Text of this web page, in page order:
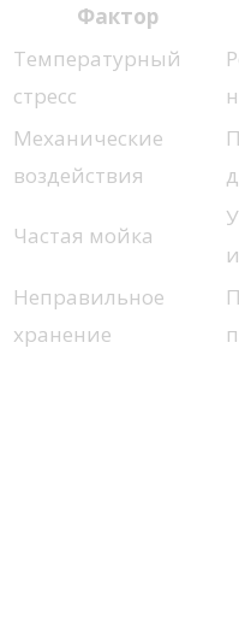
Фактор
Температурный
стресс
Механические
воздействия
Частая мойка
Неправильное
хранение